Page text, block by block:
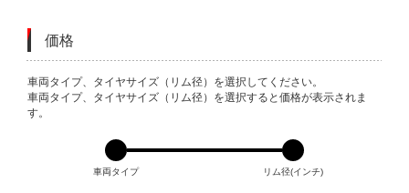
価格
VARIATIONS
車両タイプ、タイヤサイズ（リム径）を選択してください。
車両タイプ、タイヤサイズ（リム径）を選択すると価格が表示されま
す。
車両タイプ リム径(インチ)